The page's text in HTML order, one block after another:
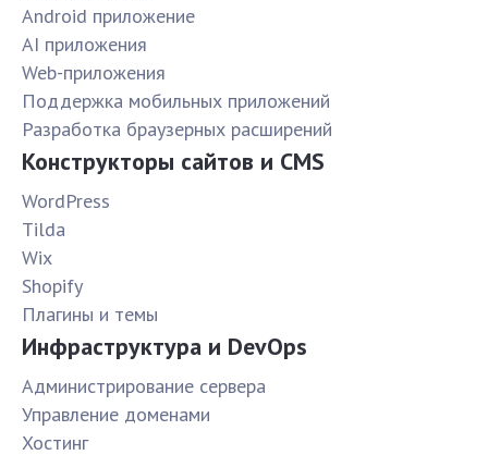
Android приложение
AI приложения
Web-приложения
Поддержка мобильных приложений
Разработка браузерных расширений
Конструкторы сайтов и CMS
WordPress
Tilda
Wix
Shopify
Плагины и темы
Инфраструктура и DevOps
Администрирование сервера
Управление доменами
Хостинг